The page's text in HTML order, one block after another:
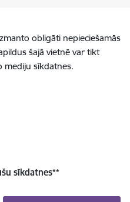
obligāti nepieciešamās
šajā vietnē var tikt
mediju sīkdatnes.
sīkdatnes**